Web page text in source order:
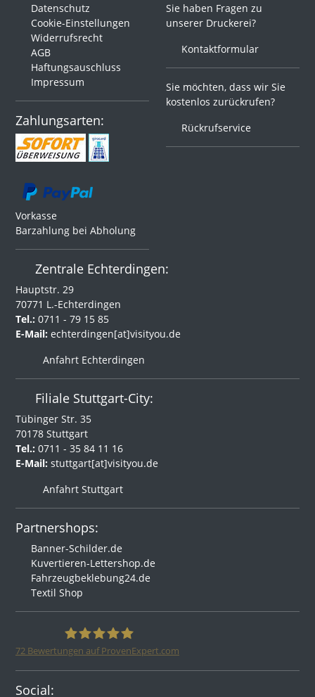
Datenschutz
Cookie-Einstellungen
Widerrufsrecht
AGB
Haftungsauschluss
Impressum
Zahlungsarten:
Vorkasse
Barzahlung bei Abholung
Sie haben Fragen zu
unserer Druckerei?
Kontaktformular
Sie möchten, dass wir Sie
kostenlos zurückrufen?
Rückrufservice
Zentrale Echterdingen:
Hauptstr. 29
70771 L.-Echterdingen
Tel.: 0711 - 79 15 85
E-Mail: echterdingen[at]visityou.de
Anfahrt Echterdingen
Filiale Stuttgart-City:
Tübinger Str. 35
70178 Stuttgart
Tel.: 0711 - 35 84 11 16
E-Mail: stuttgart[at]visityou.de
Anfahrt Stuttgart
Partnershops:
Banner-Schilder.de
Kuvertieren-Lettershop.de
Fahrzeugbeklebung24.de
Textil Shop
Visityou
72 Bewertungen auf ProvenExpert.com
Social: